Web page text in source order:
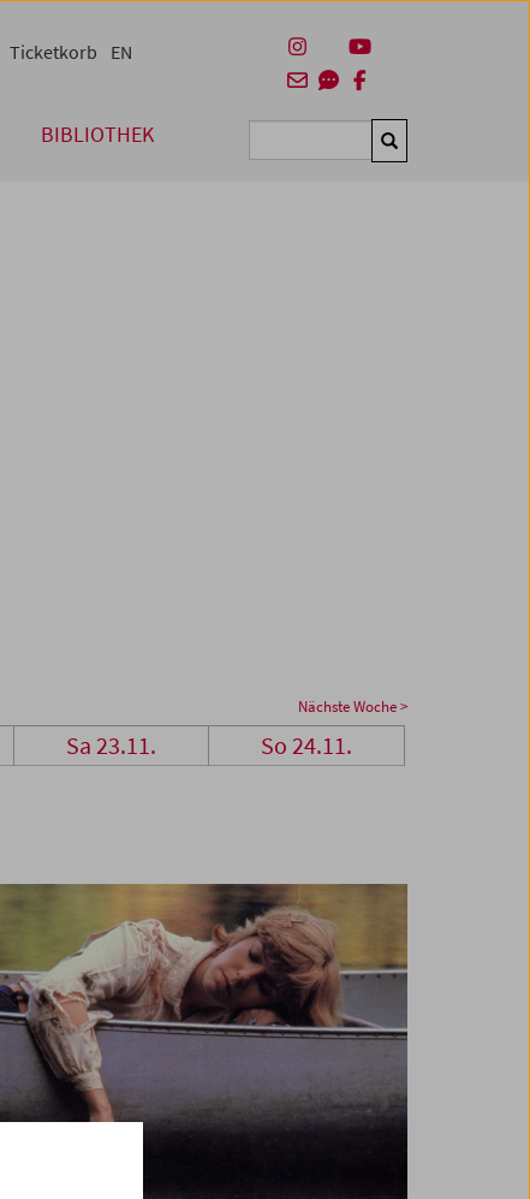
BIBLIOTHEK Suchen
Ticketkorb EN
Nächste Woche >
Sa 23.11. So 24.11.